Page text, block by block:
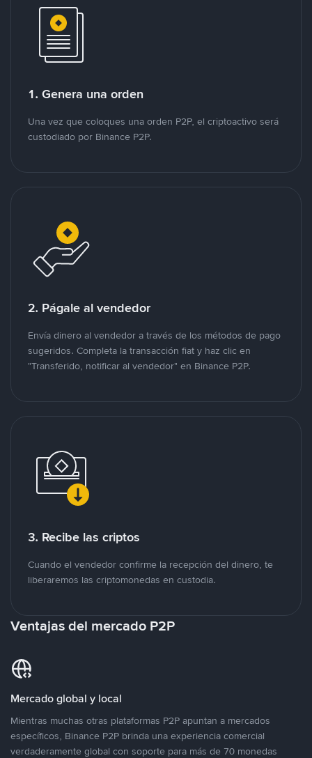
1. Genera una orden
Una vez que coloques una orden P2P, el criptoactivo será
custodiado por Binance P2P.
2. Págale al vendedor
Envía dinero al vendedor a través de los métodos de pago
sugeridos. Completa la transacción fiat y haz clic en
"Transferido, notificar al vendedor" en Binance P2P.
3. Recibe las criptos
Cuando el vendedor confirme la recepción del dinero, te
liberaremos las criptomonedas en custodia.
Ventajas del mercado P2P
Mercado global y local
Mientras muchas otras plataformas P2P apuntan a mercados
específicos, Binance P2P brinda una experiencia comercial
verdaderamente global con soporte para más de 70 monedas